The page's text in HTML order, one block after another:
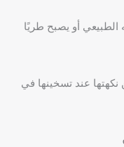
أو يصبح طريًا
عند تسخينها في